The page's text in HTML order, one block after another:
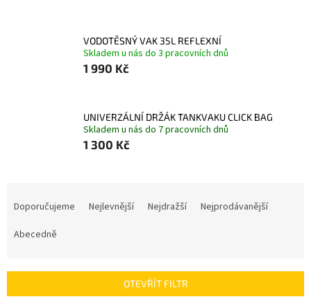
VODOTĚSNÝ VAK 35L REFLEXNÍ
Skladem u nás do 3 pracovních dnů
1 990 Kč
UNIVERZÁLNÍ DRŽÁK TANKVAKU CLICK BAG
Skladem u nás do 7 pracovních dnů
1 300 Kč
r
Doporučujeme Nejlevnější Nejdražší
Nejprodávanější
Abecedně
OTEVŘÍT FILTR